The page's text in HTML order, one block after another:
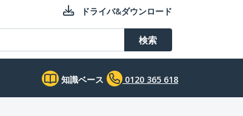
ドライバ&ダウンロード
検索
知識ベース 0120 365 618